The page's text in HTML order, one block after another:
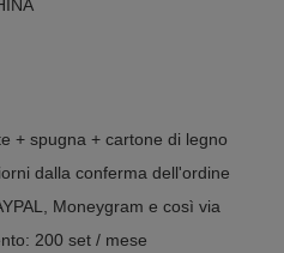
+ spugna + cartone di legno
dalla conferma dell'ordine
Moneygram e così via
200 set / mese